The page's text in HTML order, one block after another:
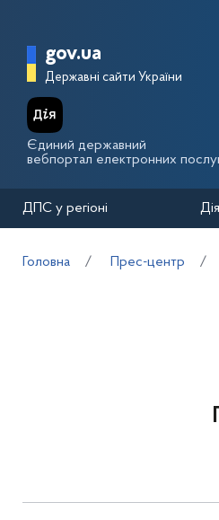
Головна
gov.ua
Державні сайти України
Єдиний державний
вебпортал електронних
ДПС у регіоні
Головна Прес-центр